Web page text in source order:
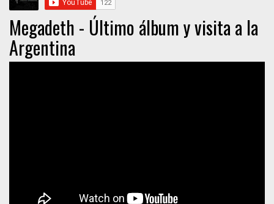
Megadeth - Último álbum y visita a la
Argentina